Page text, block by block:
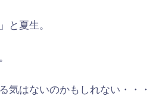
と夏生。
気はないのかもしれない・・・